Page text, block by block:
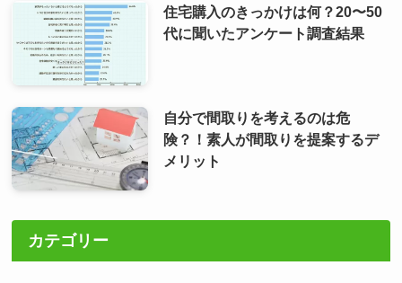
住宅購入のきっかけは何？20〜50
代に聞いたアンケート調査結果
自分で間取りを考えるのは危
険？！素人が間取りを提案するデ
メリット
カテゴリー